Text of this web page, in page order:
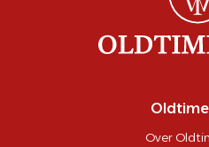
Over